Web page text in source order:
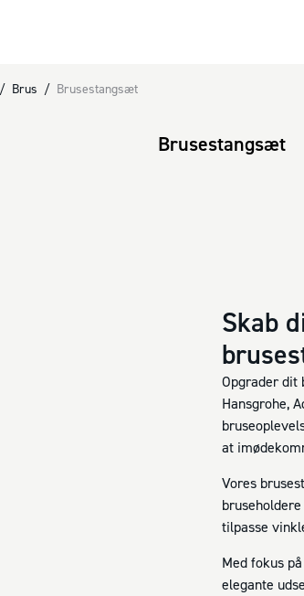
/ Brus / Brusestangsæt
Brusestangsæt
Skab
Opgrader
Hansgrohe,
at
Vores
tilpasse
Med fokus
elegante